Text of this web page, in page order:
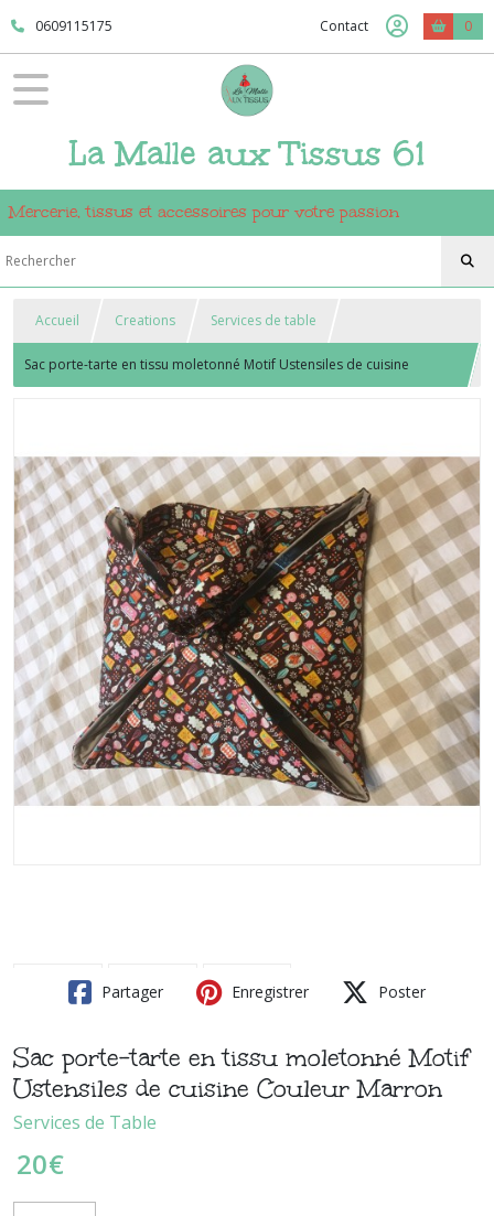
0609115175 Contact 0
La Malle aux Tissus 61
Mercerie, tissus et accessoires pour votre passion
Accueil Creations Services de table
Sac porte-tarte en tissu moletonné Motif Ustensiles de cuisine
Partager Enregistrer Poster
Sac porte-tarte en tissu moletonné Motif
Ustensiles de cuisine Couleur Marron
Services de Table
20€